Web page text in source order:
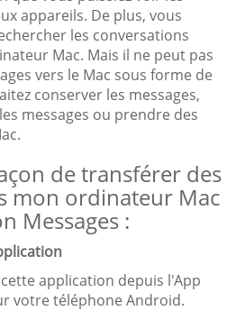
appareils. De plus, vous
les conversations
Mac. Mais il ne peut pas
vers le Mac sous forme de
conserver les messages,
messages ou prendre des
de transférer des
mon ordinateur Mac
Messages :
application depuis l'App
votre téléphone Android.